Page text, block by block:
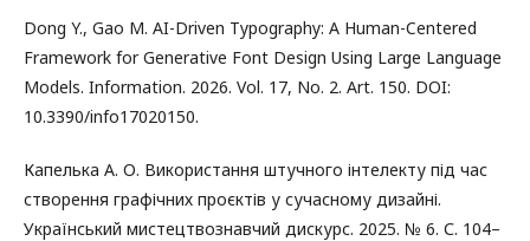
Dong Y., Gao M. AI-Driven Typography: A Human-Centered
Framework for Generative Font Design Using Large Language
Models. Information. 2026. Vol. 17, No. 2. Art. 150. DOI:
10.3390/info17020150.
Капелька А. О. Використання штучного інтелекту під час
створення графічних проєктів у сучасному дизайні.
Український мистецтвознавчий дискурс. 2025. № 6. С. 104–